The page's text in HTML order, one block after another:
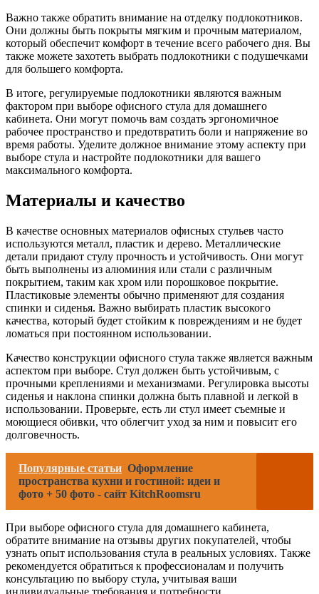
Важно также обратить внимание на отделку подлокотников.
Они должны быть покрыты мягким и прочным материалом,
который обеспечит комфорт в течение всего рабочего дня. Вы
также можете захотеть выбрать подлокотники с подушечками
для большего комфорта.
В итоге, регулируемые подлокотники являются важным
фактором при выборе офисного стула для домашнего
кабинета. Они могут помочь вам создать эргономичное
рабочее пространство и предотвратить боли и напряжение во
время работы. Уделите должное внимание этому аспекту при
выборе стула и настройте подлокотники для вашего
максимального комфорта.
Материалы и качество
В качестве основных материалов офисных стульев часто
используются металл, пластик и дерево. Металлические
детали придают стулу прочность и устойчивость. Они могут
быть выполнены из алюминия или стали с различным
покрытием, таким как хром или порошковое покрытие.
Пластиковые элементы обычно применяют для создания
спинки и сиденья. Важно выбирать пластик высокого
качества, который будет стойким к повреждениям и не будет
ломаться при постоянном использовании.
Качество конструкции офисного стула также является важным
аспектом при выборе. Стул должен быть устойчивым, с
прочными креплениями и механизмами. Регулировка высоты
сиденья и наклона спинки должна быть плавной и легкой в
использовании. Проверьте, есть ли стул имеет съемные и
моющиеся обивки, что облегчит уход за ним и повысит его
долговечность.
Популярные статьи Оформление
пространства кухни и гостиной: идеи и
фото + 50 фото - сайт KitchRoomsru
При выборе офисного стула для домашнего кабинета,
обратите внимание на отзывы других покупателей, чтобы
узнать опыт использования стула в реальных условиях. Также
рекомендуется обратиться к профессионалам и получить
консультацию по выбору стула, учитывая ваши
индивидуальные требования и потребности.